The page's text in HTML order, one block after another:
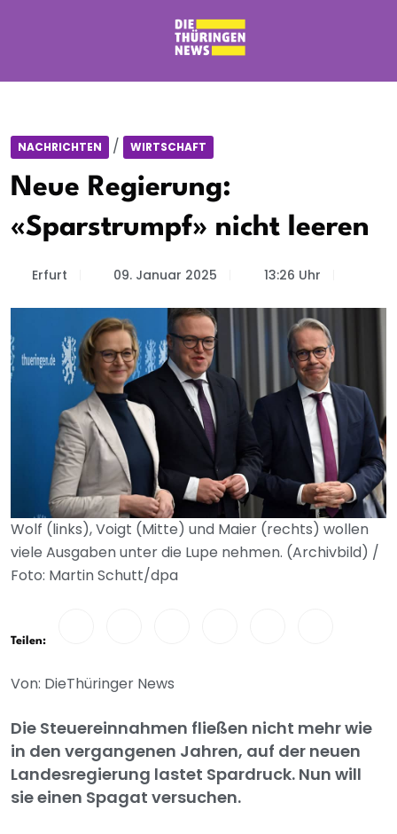
NACHRICHTEN / WIRTSCHAFT
Neue Regierung:
«Sparstrumpf» nicht leeren
Erfurt 09. Januar 2025 13:26 Uhr
Wolf (links), Voigt (Mitte) und Maier (rechts) wollen
viele Ausgaben unter die Lupe nehmen. (Archivbild) /
Foto: Martin Schutt/dpa
Teilen:
Von: DieThüringer News
Die Steuereinnahmen fließen nicht mehr wie
in den vergangenen Jahren, auf der neuen
Landesregierung lastet Spardruck. Nun will
sie einen Spagat versuchen.